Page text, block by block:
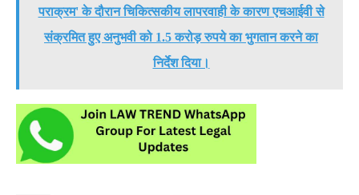
पराक्रम' के दौरान चिकित्सकीय लापरवाही के कारण एचआईवी से
संक्रमित हुए अनुभवी को 1.5 करोड़ रुपये का भुगतान करने का
निर्देश दिया।